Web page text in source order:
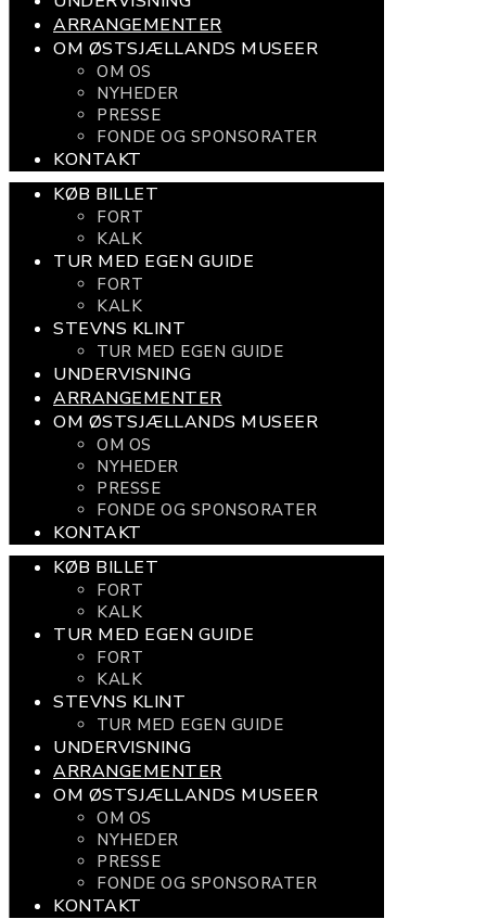
ARRANGEMENTER
OM ØSTSJÆLLANDS MUSEER
OM OS
NYHEDER
PRESSE
FONDE OG SPONSORATER
KONTAKT
KØB BILLET
FORT
KALK
TUR MED EGEN GUIDE
FORT
KALK
STEVNS KLINT
TUR MED EGEN GUIDE
UNDERVISNING
ARRANGEMENTER
OM ØSTSJÆLLANDS MUSEER
OM OS
NYHEDER
PRESSE
FONDE OG SPONSORATER
KONTAKT
KØB BILLET
FORT
KALK
TUR MED EGEN GUIDE
FORT
KALK
STEVNS KLINT
TUR MED EGEN GUIDE
UNDERVISNING
ARRANGEMENTER
OM ØSTSJÆLLANDS MUSEER
OM OS
NYHEDER
PRESSE
FONDE OG SPONSORATER
KONTAKT